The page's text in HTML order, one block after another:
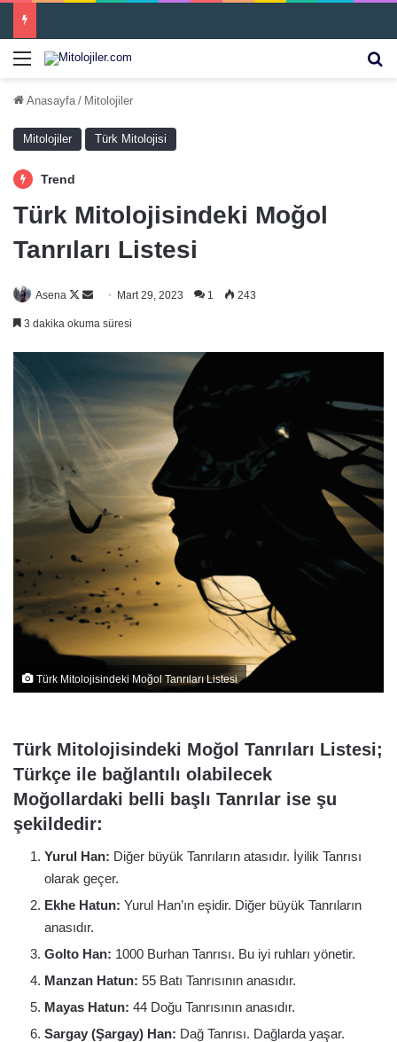
Menü
Anasayfa / Mitolojiler
Mitolojiler Türk Mitolojisi
Trend
Türk Mitolojisindeki Moğol
Tanrıları Listesi
Asena
Follow
Bir
göndermek
Mart 29, 2023 1 243
3 dakika okuma süresi
Türk Mitolojisindeki Moğol Tanrıları Listesi
Türk Mitolojisindeki Moğol Tanrıları Listesi;
Türkçe ile bağlantılı olabilecek
Moğollardaki belli başlı Tanrılar ise şu
şekildedir:
Yurul Han: Diğer büyük Tanrıların atasıdır. İyilik Tanrısı
olarak geçer.
Ekhe Hatun: Yurul Han’ın eşidir. Diğer büyük Tanrıların
anasıdır.
Golto Han: 1000 Burhan Tanrısı. Bu iyi ruhları yönetir.
Manzan Hatun: 55 Batı Tanrısının anasıdır.
Mayas Hatun: 44 Doğu Tanrısının anasıdır.
Sargay (Şargay) Han: Dağ Tanrısı. Dağlarda yaşar.